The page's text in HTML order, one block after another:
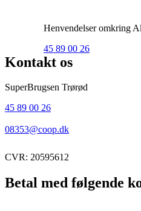
Henvendelser omkring
45 89 00 26
Kontakt os
SuperBrugsen Trørød
45 89 00 26
08353@coop.dk
CVR: 20595612
Betal med følgende